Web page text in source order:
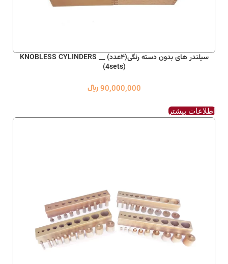
سیلندر های بدون دسته رنگی(۴عدد) __ KNOBLESS CYLINDERS
(4sets)
90,000,000 ﷼
اطلاعات بیشتر